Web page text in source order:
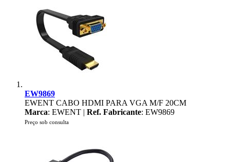
EW9869
EWENT CABO HDMI PARA VGA M/F 20CM
Marca: EWENT | Ref. Fabricante: EW9869
Preço sob consulta